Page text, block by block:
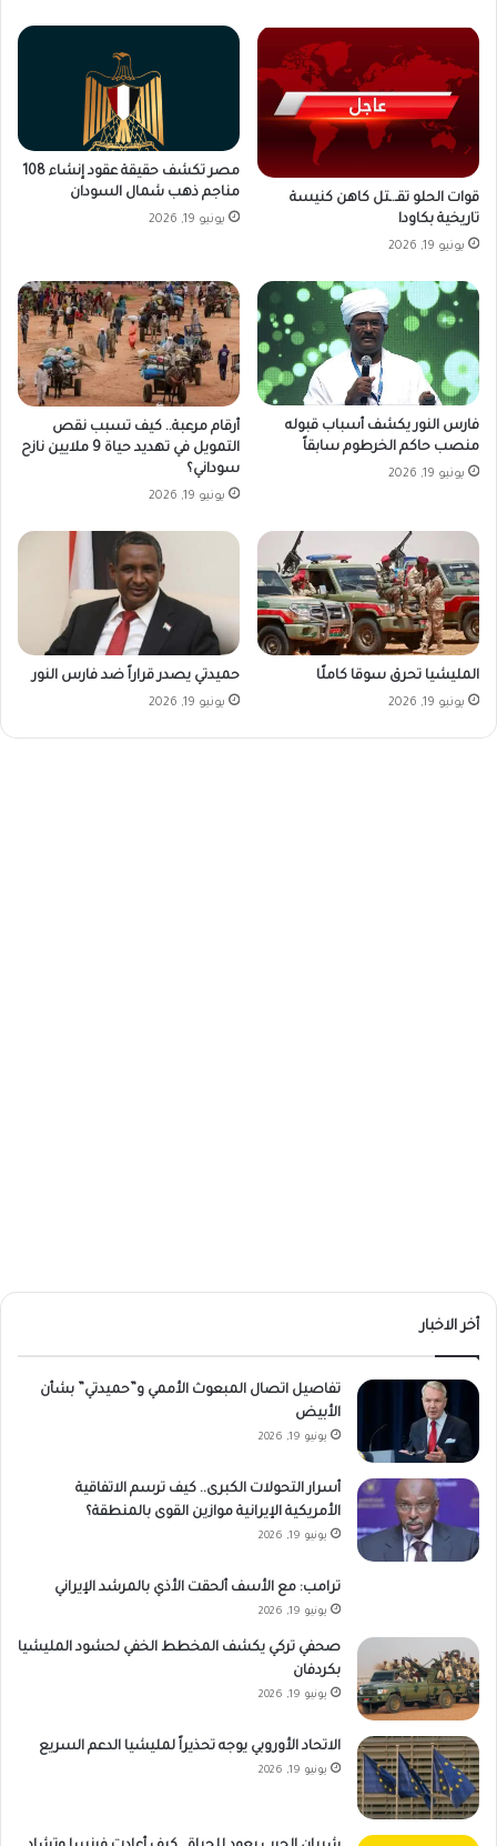
قوات الحلو تقـ.ـتل كاهن كنيسة
تاريخية بكاودا
يونيو 19, 2026
مصر تكشف حقيقة عقود إنشاء 108
مناجم ذهب شمال السودان
يونيو 19, 2026
فارس النور يكشف أسباب قبوله
منصب حاكم الخرطوم سابقاً
يونيو 19, 2026
أرقام مرعبة.. كيف تسبب نقص
التمويل في تهديد حياة 9 ملايين نازح
سوداني؟
يونيو 19, 2026
المليشيا تحرق سوقا كاملًا
يونيو 19, 2026
حميدتي يصدر قراراً ضد فارس النور
يونيو 19, 2026
أخر الاخبار
تفاصيل اتصال المبعوث الأممي و”حميدتي” بشأن
الأبيض
يونيو 19, 2026
أسرار التحولات الكبرى.. كيف ترسم الاتفاقية
الأمريكية الإيرانية موازين القوى بالمنطقة؟
يونيو 19, 2026
ترامب: مع الأسف ألحقت الأذي بالمرشد الإيراني
يونيو 19, 2026
صحفي تركي يكشف المخطط الخفي لحشود المليشيا
بكردفان
يونيو 19, 2026
الاتحاد الأوروبي يوجه تحذيراً لمليشيا الدعم السريع
يونيو 19, 2026